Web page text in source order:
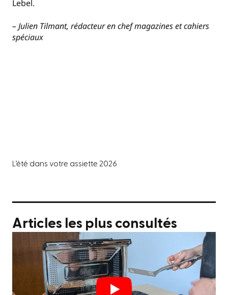
Lebel.
– Julien Tilmant, rédacteur en chef magazines et cahiers
spéciaux
L’été dans votre assiette 2026
Articles les plus consultés